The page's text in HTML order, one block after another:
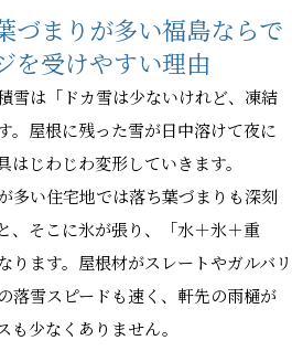
づまりが多い福島ならで
を受けやすい理由
雪は「ドカ雪は少ないけれど、凍結
。屋根に残った雪が日中溶けて夜に
はじわじわ変形していきます。
多い住宅地では落ち葉づまりも深刻
、そこに氷が張り、「水＋氷＋重
ります。屋根材がスレートやガルバリ
落雪スピードも速く、軒先の雨樋が
も少なくありません。